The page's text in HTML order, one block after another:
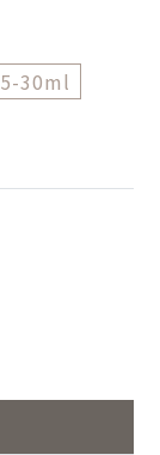
5-30ml